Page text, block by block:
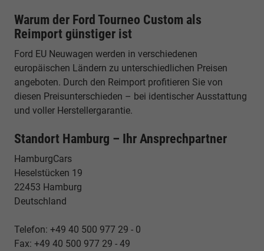
Warum der Ford Tourneo Custom als
Reimport günstiger ist
Ford EU Neuwagen werden in verschiedenen
europäischen Ländern zu unterschiedlichen Preisen
angeboten. Durch den Reimport profitieren Sie von
diesen Preisunterschieden – bei identischer Ausstattung
und voller Herstellergarantie.
Standort Hamburg – Ihr Ansprechpartner
HamburgCars
Heselstücken 19
22453 Hamburg
Deutschland
Telefon: +49 40 500 977 29 - 0
Fax: +49 40 500 977 29 - 49